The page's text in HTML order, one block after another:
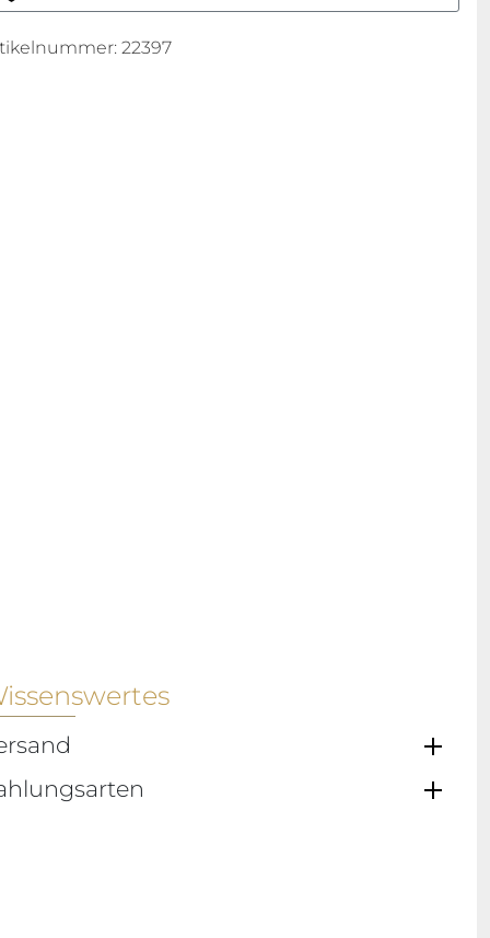
22397